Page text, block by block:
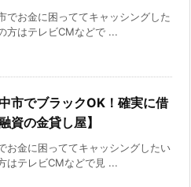
でお金に困っててキャッシングした
方はテレビCMなどで ...
中市でブラックOK！確実に借
資の金貸し屋】
お金に困っててキャッシングしたい
はテレビCMなどで見 ...